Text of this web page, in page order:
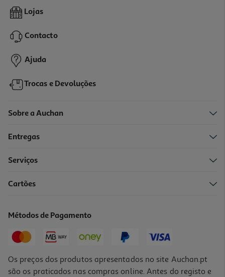
Comida Para Peixes Auchan Água Fria Em Flocos 32g
1,99 €
Lojas
Contacto
Ajuda
Trocas e Devoluções
Sobre a Auchan
Entregas
Serviços
Cartões
Métodos de Pagamento
Os preços dos produtos apresentados no site Auchan.pt
são os praticados nas compras online. Antes do registo e